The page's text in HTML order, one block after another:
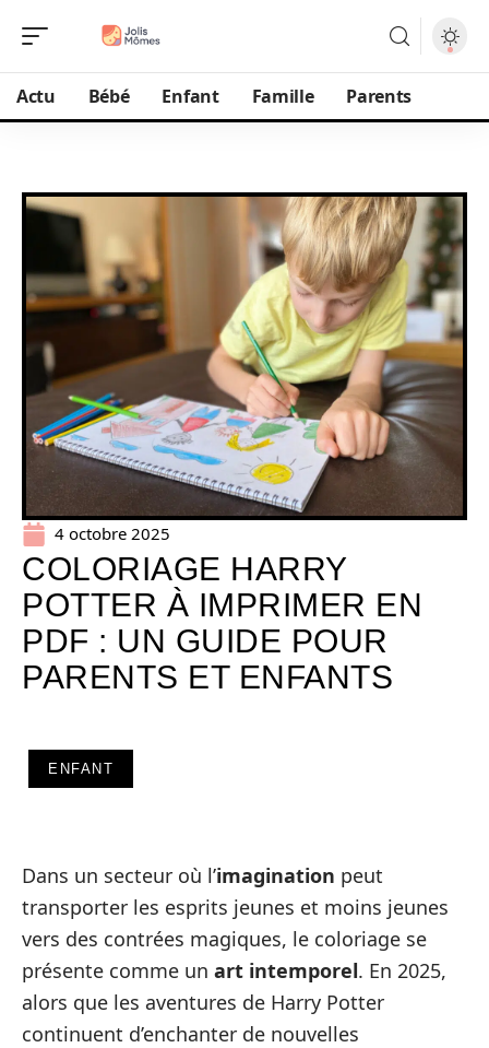
Actu Bébé Enfant Famille Parents
4 octobre 2025
COLORIAGE HARRY
POTTER À IMPRIMER EN
PDF : UN GUIDE POUR
PARENTS ET ENFANTS
ENFANT
Dans un secteur où l’imagination peut
transporter les esprits jeunes et moins jeunes
vers des contrées magiques, le coloriage se
présente comme un art intemporel. En 2025,
alors que les aventures de Harry Potter
continuent d’enchanter de nouvelles